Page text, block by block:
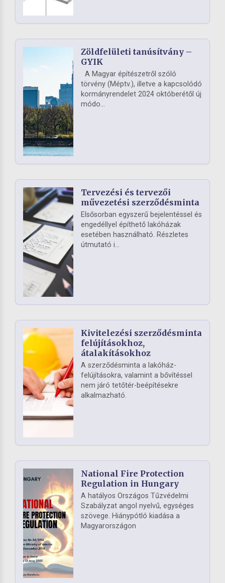
Zöldfelületi tanúsítvány –
GYIK
A Magyar építészetről szóló
törvény (Méptv.), illetve a kapcsolódó
kormányrendelet 2024 októberétől új
módo...
Tervezési és tervezői
művezetési szerződésminta
Elsősorban egyszerű bejelentéssel és
engedéllyel építhető lakóházak
esetében használható. Részletes
útmutató i...
Kivitelezési szerződésminta
felújításokhoz,
átalakításokhoz
A szerződésminta a lakóház-
felújításokra, valamint a bővítéssel
nem járó tetőtér-beépítésekre
alkalmazható.
National Fire Protection
Regulation in Hungary
A hatályos Országos Tűzvédelmi
Szabályzat angol nyelvű, egységes
szövege. Hiánypótló kiadása a
Magyarországon